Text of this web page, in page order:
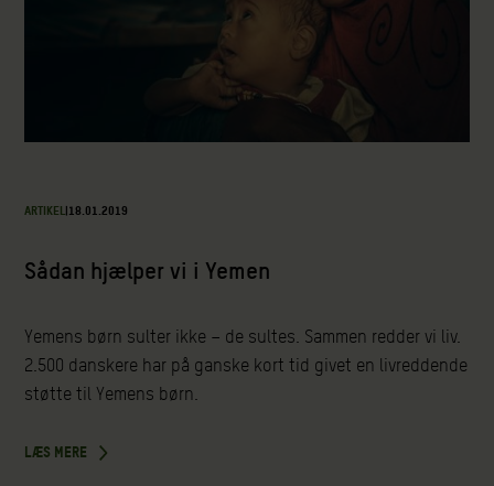
ARTIKEL|18.01.2019
Sådan hjælper vi i Yemen
Yemens børn sulter ikke – de sultes. Sammen redder vi liv.
2.500 danskere har på ganske kort tid givet en livreddende
støtte til Yemens børn.
LÆS MERE